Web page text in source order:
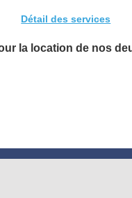
Détail des services
la location de nos